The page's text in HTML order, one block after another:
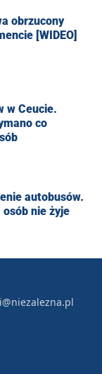
obrzucony
[WIDEO]
w Ceucie.
co
autobusów.
nie żyje